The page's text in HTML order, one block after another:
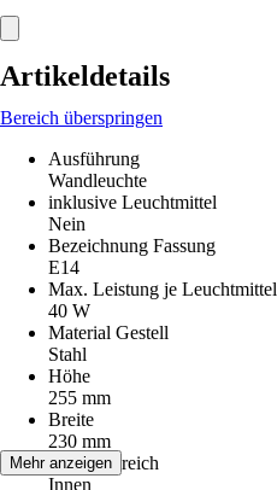
Artikeldetails
Bereich überspringen
Ausführung
Wandleuchte
inklusive Leuchtmittel
Nein
Bezeichnung Fassung
E14
Max. Leistung je Leuchtmittel
40 W
Material Gestell
Stahl
Höhe
255 mm
Breite
230 mm
Einsatzbereich
Innen
Mehr anzeigen